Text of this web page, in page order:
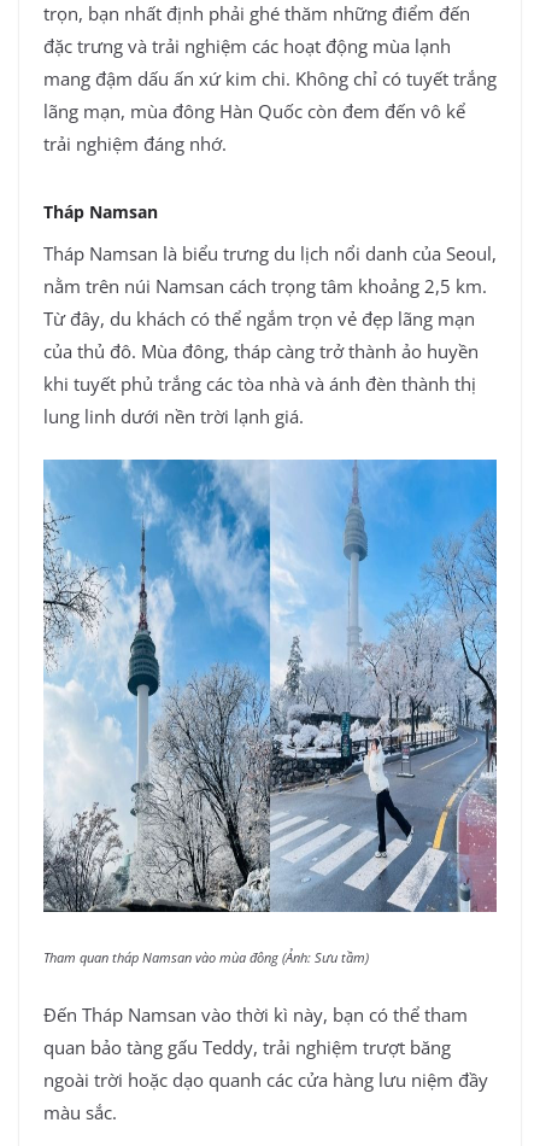
trọn, bạn nhất định phải ghé thăm những điểm đến
đặc trưng và trải nghiệm các hoạt động mùa lạnh
mang đậm dấu ấn xứ kim chi. Không chỉ có tuyết trắng
lãng mạn, mùa đông Hàn Quốc còn đem đến vô kể
trải nghiệm đáng nhớ.
Tháp Namsan
Tháp Namsan là biểu trưng du lịch nổi danh của Seoul,
nằm trên núi Namsan cách trọng tâm khoảng 2,5 km.
Từ đây, du khách có thể ngắm trọn vẻ đẹp lãng mạn
của thủ đô. Mùa đông, tháp càng trở thành ảo huyền
khi tuyết phủ trắng các tòa nhà và ánh đèn thành thị
lung linh dưới nền trời lạnh giá.
Tham quan tháp Namsan vào mùa đông (Ảnh: Sưu tầm)
Đến Tháp Namsan vào thời kì này, bạn có thể tham
quan bảo tàng gấu Teddy, trải nghiệm trượt băng
ngoài trời hoặc dạo quanh các cửa hàng lưu niệm đầy
màu sắc.